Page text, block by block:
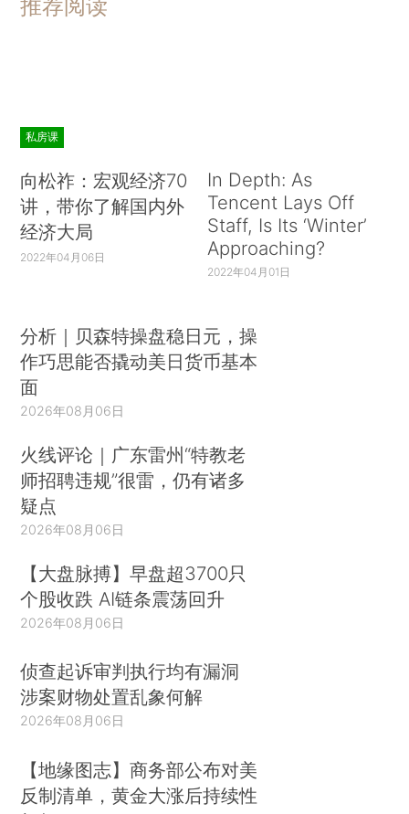
推荐阅读
私房课
向松祚：宏观经济70
讲，带你了解国内外
经济大局
2022年04月06日
In Depth: As
Tencent Lays Off
Staff, Is Its ‘Winter’
Approaching?
2022年04月01日
分析｜贝森特操盘稳日元，操
作巧思能否撬动美日货币基本
面
2026年08月06日
火线评论｜广东雷州“特教老
师招聘违规”很雷，仍有诸多
疑点
2026年08月06日
【大盘脉搏】早盘超3700只
个股收跌 AI链条震荡回升
2026年08月06日
侦查起诉审判执行均有漏洞
涉案财物处置乱象何解
2026年08月06日
【地缘图志】商务部公布对美
反制清单，黄金大涨后持续性